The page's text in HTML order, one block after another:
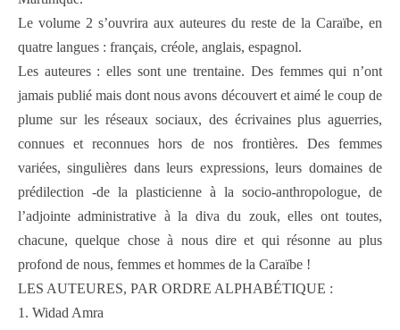
Le volume 2 s’ouvrira aux auteures du reste de la Caraïbe, en
quatre langues : français, créole, anglais, espagnol.
Les auteures : elles sont une trentaine. Des femmes qui n’ont
jamais publié mais dont nous avons découvert et aimé le coup de
plume sur les réseaux sociaux, des écrivaines plus aguerries,
connues et reconnues hors de nos frontières. Des femmes
variées, singulières dans leurs expressions, leurs domaines de
prédilection -de la plasticienne à la socio-anthropologue, de
l’adjointe administrative à la diva du zouk, elles ont toutes,
chacune, quelque chose à nous dire et qui résonne au plus
profond de nous, femmes et hommes de la Caraïbe !
LES AUTEURES, PAR ORDRE ALPHABÉTIQUE :
1. Widad Amra